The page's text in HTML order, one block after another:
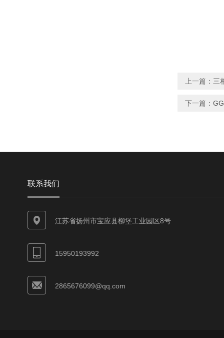
上一篇： 三
下一篇：
联系我们
江苏省扬州市宝应县柳堡工业园区8号
15950193992
2865676099@qq.com